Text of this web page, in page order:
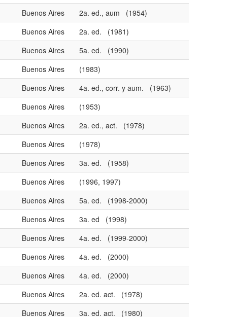
Buenos Aires
2a. ed., aum (1954)
Buenos Aires
2a. ed. (1981)
Buenos Aires
5a. ed. (1990)
Buenos Aires
(1983)
Buenos Aires
4a. ed., corr. y aum. (1963)
Buenos Aires
(1953)
Buenos Aires
2a. ed., act. (1978)
Buenos Aires
(1978)
Buenos Aires
3a. ed. (1958)
Buenos Aires
(1996, 1997)
Buenos Aires
5a. ed. (1998-2000)
Buenos Aires
3a. ed (1998)
Buenos Aires
4a. ed. (1999-2000)
Buenos Aires
4a. ed. (2000)
Buenos Aires
4a. ed. (2000)
Buenos Aires
2a. ed. act. (1978)
Buenos Aires 3a. ed. act. (1980)